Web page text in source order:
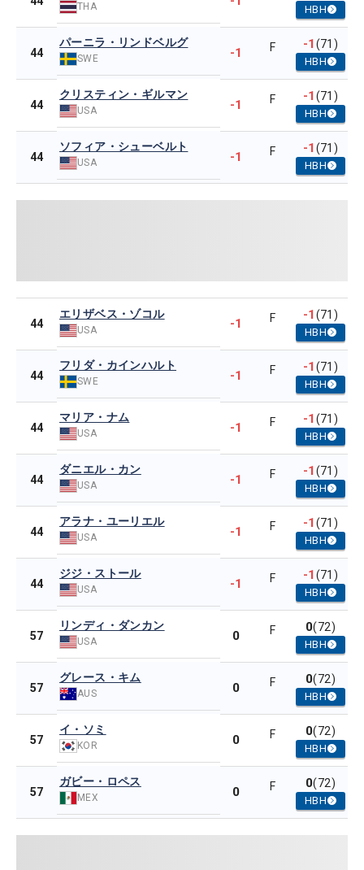
THA HBH
44
パーニラ・リンドベルグ
SWE -1 F -1(71)
HBH
44
クリスティン・ギルマン
USA -1 F -1(71)
HBH
44
ソフィア・シューベルト
USA -1 F -1(71)
HBH
44
エリザベス・ゾコル
USA -1 F -1(71)
HBH
44
フリダ・カインハルト
SWE -1 F -1(71)
HBH
44
マリア・ナム
USA -1 F -1(71)
HBH
44
ダニエル・カン
USA -1 F -1(71)
HBH
44
アラナ・ユーリエル
USA -1 F -1(71)
HBH
44
ジジ・ストール
USA -1 F -1(71)
HBH
57
リンディ・ダンカン
USA 0 F 0(72)
HBH
57
グレース・キム
AUS 0 F 0(72)
HBH
57
イ・ソミ
KOR 0 F 0(72)
HBH
57
ガビー・ロペス
MEX 0 F 0(72)
HBH